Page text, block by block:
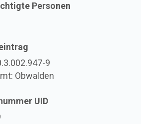
Personen
9
Obwalden
UID